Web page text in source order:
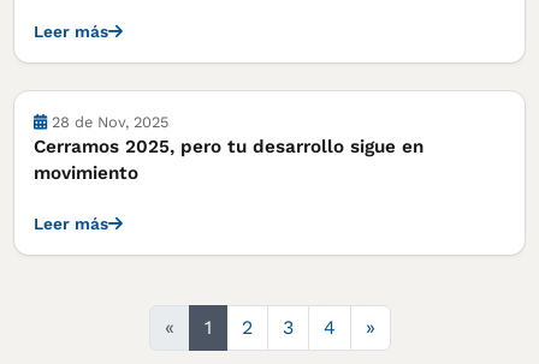
Leer más
28 de Nov, 2025
Cerramos 2025, pero tu desarrollo sigue en
movimiento
Leer más
« 1 2 3 4 »Siguiente